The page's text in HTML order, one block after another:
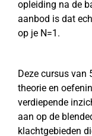
opleiding na de
aanbod is dat
op je N=1.
Deze cursus van
theorie en
verdiepende
aan op de
klachtgebieden